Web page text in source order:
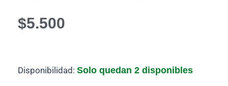
$5.500
Disponibilidad: Solo quedan 2 disponibles
Copla